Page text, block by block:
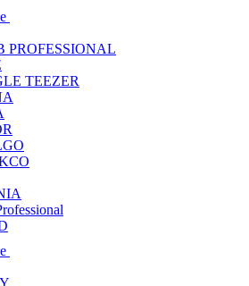
PROFESSIONAL
TEEZER